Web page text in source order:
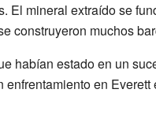
El mineral extraído se
construyeron muchos
habían estado en un
enfrentamiento en